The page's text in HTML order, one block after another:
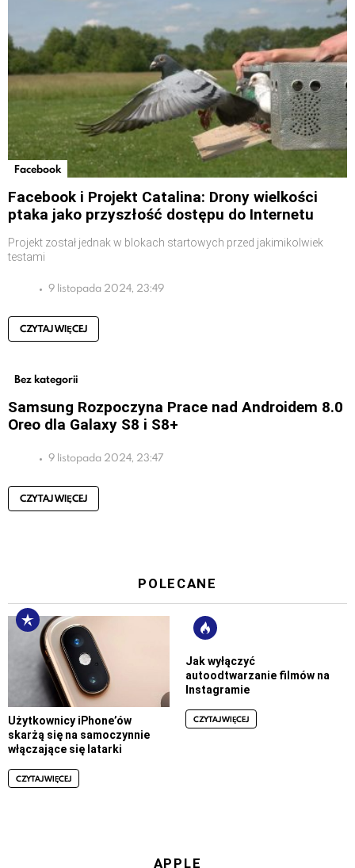
Facebook
Facebook i Projekt Catalina: Drony wielkości
ptaka jako przyszłość dostępu do Internetu
Projekt został jednak w blokach startowych przed jakimikolwiek
testami
9 listopada 2024, 23:49
CZYTAJ WIĘCEJ
Bez kategorii
Samsung Rozpoczyna Prace nad Androidem 8.0
Oreo dla Galaxy S8 i S8+
9 listopada 2024, 23:47
CZYTAJ WIĘCEJ
POLECANE
Użytkownicy iPhone’ów
skarżą się na samoczynnie
włączające się latarki
CZYTAJ WIĘCEJ
Jak wyłączyć
autoodtwarzanie filmów na
Instagramie
CZYTAJ WIĘCEJ
APPLE